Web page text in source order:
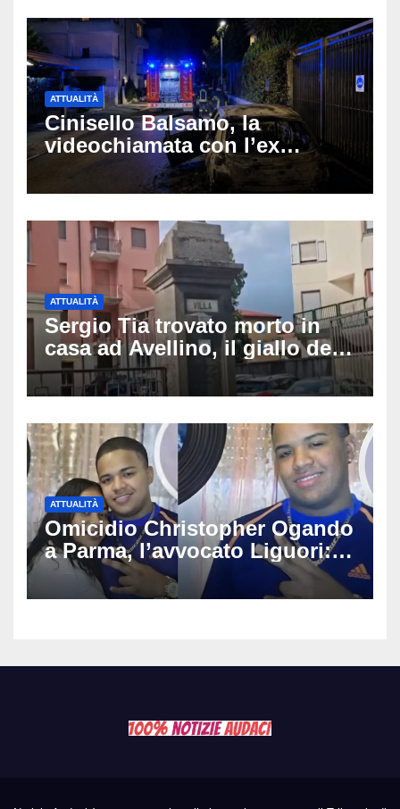
ATTUALITÀ
Cinisello Balsamo, la
videochiamata con l’ex
fidanzata e il dramma: 35enne
lotta tra la vita e la morte
ATTUALITÀ
Sergio Tia trovato morto in
casa ad Avellino, il giallo della
porta socchiusa: disposta
l’autopsia
ATTUALITÀ
Omicidio Christopher Ogando
a Parma, l’avvocato Liguori:
«Ogni elemento va
approfondito fino in fondo»,